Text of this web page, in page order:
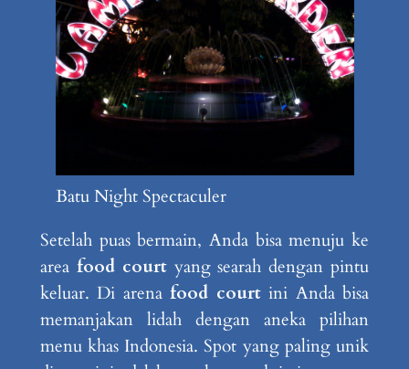
Batu Night Spectaculer
Setelah puas bermain, Anda bisa menuju ke
areafood courtyang searah dengan pintu
keluar. Di arenafood courtini Anda bisa
memanjakan lidah dengan aneka pilihan
menu khas Indonesia. Spot yang paling unik